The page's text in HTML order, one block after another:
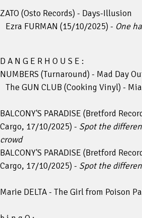
ZATO (Osto Records) - Days-Illusion
Ezra FURMAN (15/10/2025) - One
D A N G E R H O U S E :
NUMBERS (Turnaround) - Mad Day
The GUN CLUB (Cooking Vinyl) -
BALCONY'S PARADISE (Bretford
Cargo, 17/10/2025) - Spot the
crowd
BALCONY'S PARADISE (Bretford
Cargo, 17/10/2025) - Spot the
Marie DELTA - The Girl from Poison